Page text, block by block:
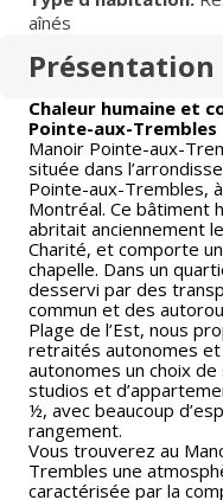
aînés
Présentation
Chaleur humaine et
Pointe-aux-Trembles
Manoir Pointe-aux-
située dans
Pointe-aux-Trembles,
Montréal. Ce bâtiment
abritait anciennement
Charité, et comporte
chapelle. Dans un
desservi par des
commun et des
Plage de l’Est, nous
retraités autonomes
autonomes un choix de
studios et
½, avec beaucoup
rangement.
Vous trouverez au
Trembles une
caractérisée par la